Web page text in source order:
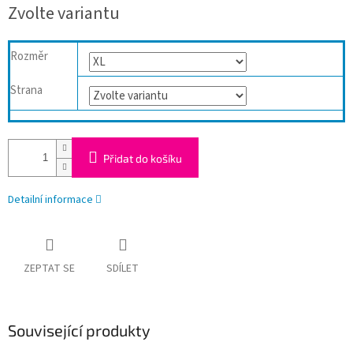
cena:
Zvolte variantu
Rozměr
Strana
Přidat do košíku
Detailní informace
ZEPTAT SE SDÍLET
Související produkty